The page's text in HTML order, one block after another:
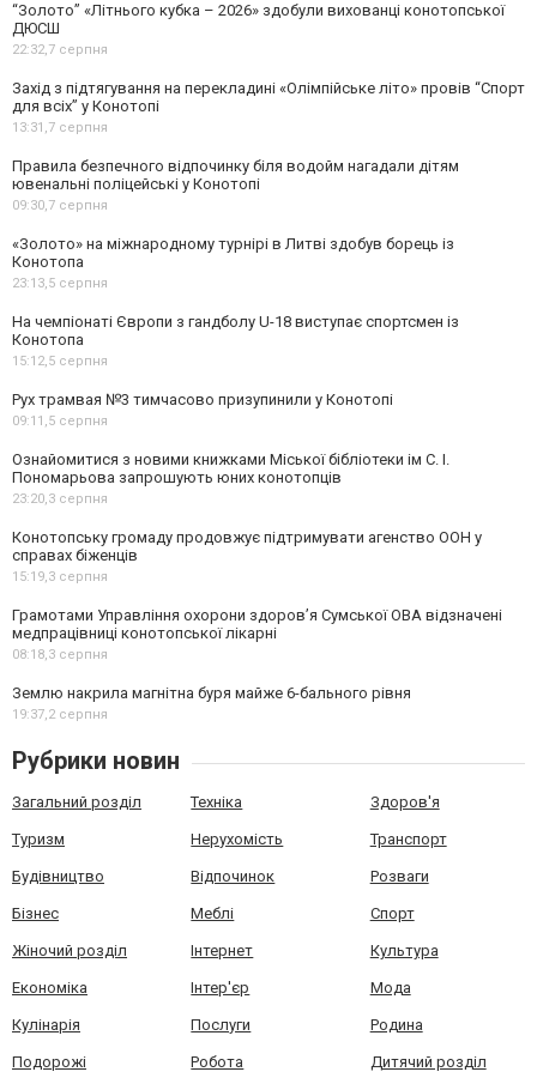
“Золото” «Літнього кубка – 2026» здобули вихованці конотопської
ДЮСШ
22:32,7 серпня
Захід з підтягування на перекладині «Олімпійське літо» провів “Спорт
для всіх” у Конотопі
13:31,7 серпня
Правила безпечного відпочинку біля водойм нагадали дітям
ювенальні поліцейські у Конотопі
09:30,7 серпня
«Золото» на міжнародному турнірі в Литві здобув борець із
Конотопа
23:13,5 серпня
На чемпіонаті Європи з гандболу U-18 виступає спортсмен із
Конотопа
15:12,5 серпня
Рух трамвая №3 тимчасово призупинили у Конотопі
09:11,5 серпня
Ознайомитися з новими книжками Міської бібліотеки ім С. І.
Пономарьова запрошують юних конотопців
23:20,3 серпня
Конотопську громаду продовжує підтримувати агенство ООН у
справах біженців
15:19,3 серпня
Грамотами Управління охорони здоров’я Сумської ОВА відзначені
медпрацівниці конотопської лікарні
08:18,3 серпня
Землю накрила магнітна буря майже 6-бального рівня
19:37,2 серпня
Рубрики новин
Загальний розділ Техніка Здоров'я
Туризм Нерухомість Транспорт
Будівництво Відпочинок Розваги
Бізнес Меблі Спорт
Жіночий розділ Інтернет Культура
Економіка Інтер'єр Мода
Кулінарія Послуги Родина
Подорожі Робота Дитячий розділ